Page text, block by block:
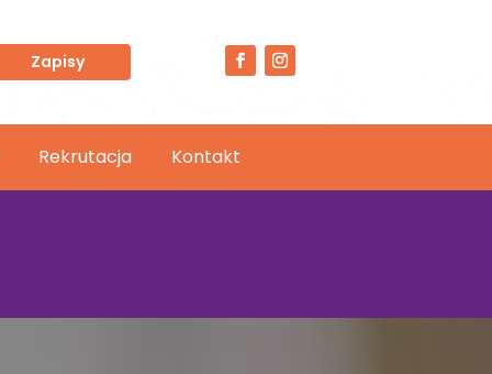
Zapisy
Rekrutacja Kontakt